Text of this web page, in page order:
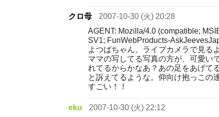
クロ母
2007-10-30 (火) 20:28
AGENT: Mozilla/4.0 (compatible;
SV1; FunWebProducts-
よつばちゃん。ライブカメラで見る
ママの写してる写真の方が、可愛い
れてるからかなあ？あの足をあげて
と訴えてるような。仰向け抱っこの
すごい！！
eku
2007-10-30 (火) 22:12